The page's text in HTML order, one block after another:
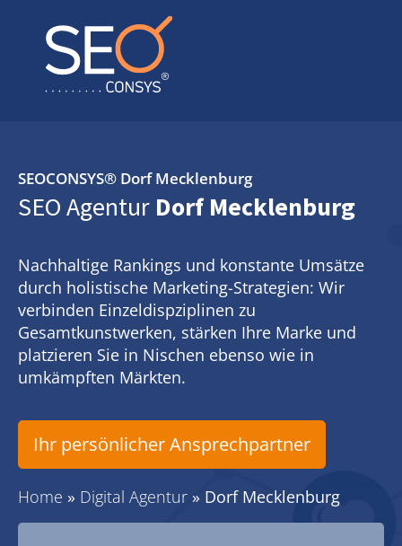
SEOCONSYS® Dorf Mecklenburg
SEO Agentur Dorf Mecklenburg
Nachhaltige Rankings und konstante Umsätze
durch holistische Marketing-Strategien: Wir
verbinden Einzeldispziplinen zu
Gesamtkunstwerken, stärken Ihre Marke und
platzieren Sie in Nischen ebenso wie in
umkämpften Märkten.
Ihr persönlicher Ansprechpartner
Home » Digital Agentur » Dorf Mecklenburg